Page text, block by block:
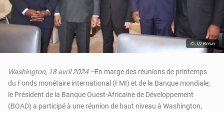
© JD Benin
Washington, 18 avril 2024 –En marge des réunions de printemps
du Fonds monétaire international (FMI) et de la Banque mondiale,
le Président de la Banque Ouest-Africaine de Développement
(BOAD) a participé à une réunion de haut niveau à Washington,